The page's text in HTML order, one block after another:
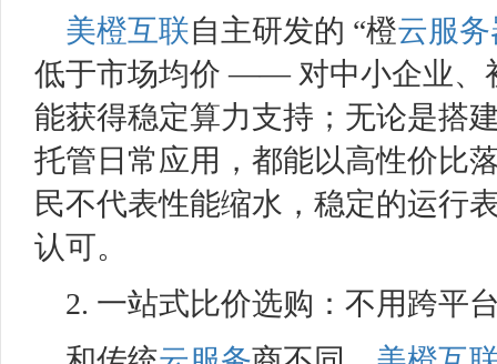
美橙互联自主研发的 “橙云服
低于市场均价 —— 对中小企业、
能获得稳定算力支持；无论是搭
托管日常应用，都能以高性价比
民不代表性能缩水，稳定的运行
认可。
2. 一站式比价选购：不用跨平